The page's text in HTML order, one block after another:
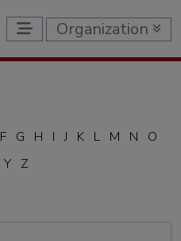
Organization
F G H I J K L M N
O
Y Z